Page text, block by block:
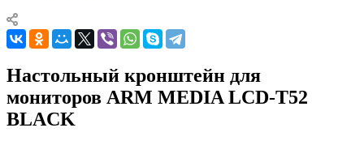
Настольный кронштейн для
мониторов ARM MEDIA LCD-T52
BLACK